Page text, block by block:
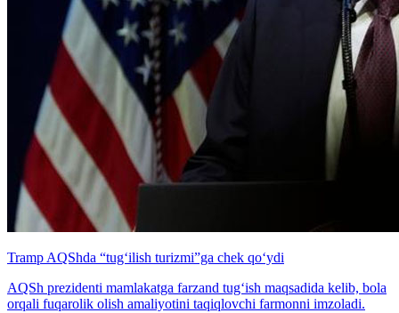
Tramp AQShda “tug‘ilish turizmi”ga chek qo‘ydi
AQSh prezidenti mamlakatga farzand tug‘ish maqsadida kelib, bola
orqali fuqarolik olish amaliyotini taqiqlovchi farmonni imzoladi.